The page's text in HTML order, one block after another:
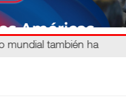
mundial también ha